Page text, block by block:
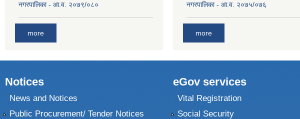
नगरपालिका - आ.व. २०७९/०८०
more
नगरपालिका - आ.व. २०७५/०७६
more
Notices
News and Notices
Public Procurement/ Tender Notices
eGov services
Vital Registration
Social Security